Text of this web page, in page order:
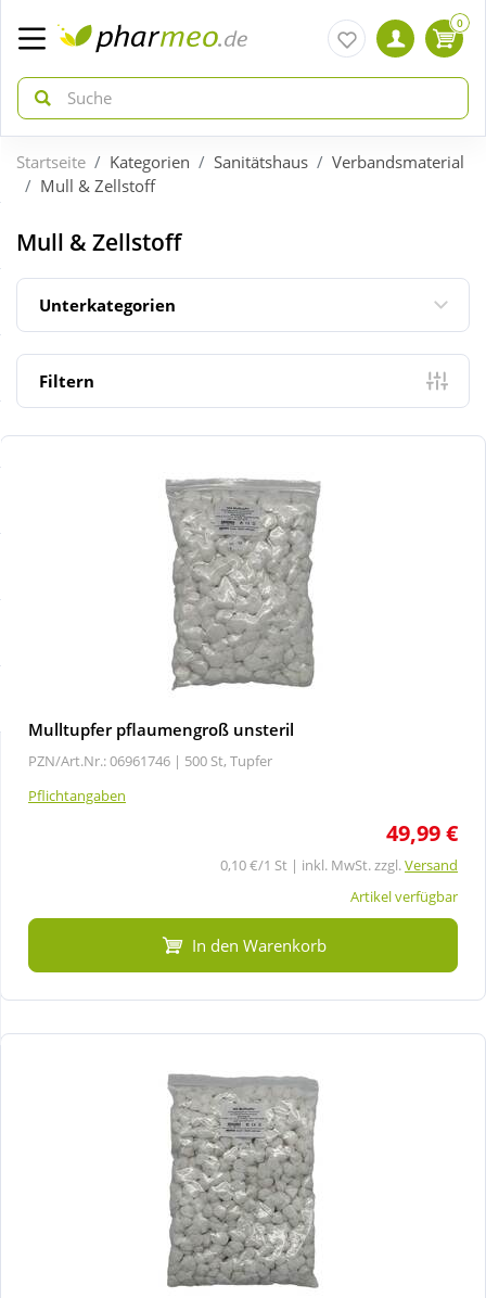
zurück
ÜBERSICHT AKTIONEN
Aktuelle Coupons
Neuheiten
zurück
ÜBERSICHT KATEGORIEN
Arzneimittel
Diabetes
Körperpflege & Kosmetik
Nahrungsergänzung
Natur & Homöopathie
Tierbedarf
Wellness
0
Startseite Kategorien Sanitätshaus
Verbandsmaterial
Mull & Zellstoff
Mull & Zellstoff
Unterkategorien
Filtern
Mulltupfer pflaumengroß unsteril
PZN/Art.Nr.: 06961746 | 500 St, Tupfer
Pflichtangaben
49,99 €
0,10 €/1 St | inkl. MwSt. zzgl.Versand
Artikel verfügbar
In den Warenkorb